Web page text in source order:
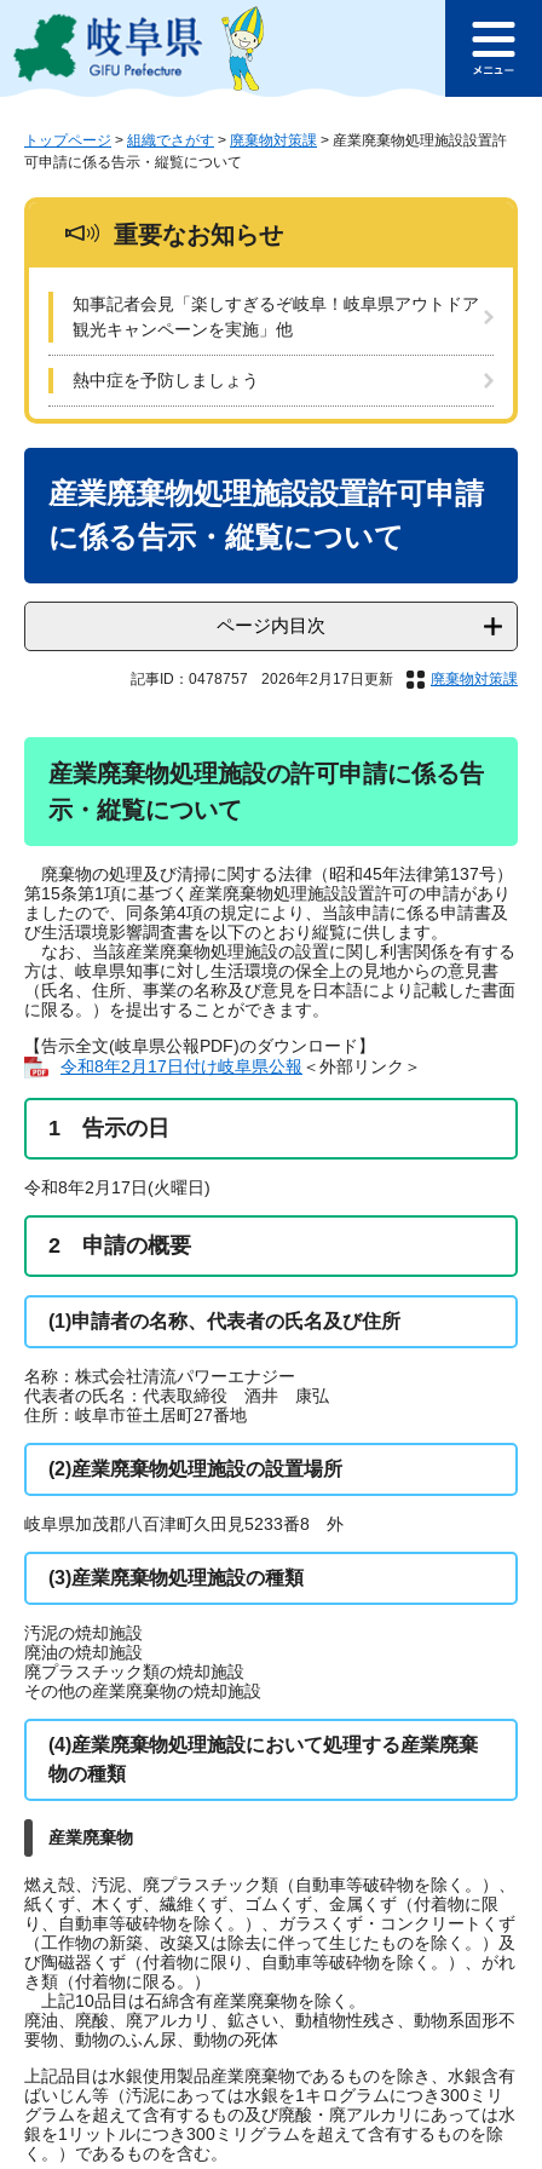
ジ
ュ
このページの本文へ
ュ
トップページ > 組織でさがす > 廃棄物対策課 > 産業廃棄物処理施設設置許
可申請に係る告示・縦覧について
重要なお知らせ
知事記者会見「楽しすぎるぞ岐阜！岐阜県アウトドア
観光キャンペーンを実施」他
熱中症を予防しましょう
産業廃棄物処理施設設置許可申請
に係る告示・縦覧について
ページ内目次
記事ID：0478757 2026年2月17日更新 廃棄物対策課
産業廃棄物処理施設の許可申請に係る告
示・縦覧について
廃棄物の処理及び清掃に関する法律（昭和45年法律第137号）
第15条第1項に基づく産業廃棄物処理施設設置許可の申請があり
ましたので、同条第4項の規定により、当該申請に係る申請書及
び生活環境影響調査書を以下のとおり縦覧に供します。
なお、当該産業廃棄物処理施設の設置に関し利害関係を有する
方は、岐阜県知事に対し生活環境の保全上の見地からの意見書
（氏名、住所、事業の名称及び意見を日本語により記載した書面
に限る。）を提出することができます。
【告示全文(岐阜県公報PDF)のダウンロード】
令和8年2月17日付け岐阜県公報 ＜外部リンク＞
1 告示の日
令和8年2月17日(火曜日)
2 申請の概要
(1)申請者の名称、代表者の氏名及び住所
名称：株式会社清流パワーエナジー
代表者の氏名：代表取締役 酒井 康弘
住所：岐阜市笹土居町27番地
(2)産業廃棄物処理施設の設置場所
岐阜県加茂郡八百津町久田見5233番8 外
(3)産業廃棄物処理施設の種類
汚泥の焼却施設
廃油の焼却施設
廃プラスチック類の焼却施設
その他の産業廃棄物の焼却施設
(4)産業廃棄物処理施設において処理する産業廃棄
物の種類
産業廃棄物
燃え殻、汚泥、廃プラスチック類（自動車等破砕物を除く。）、
紙くず、木くず、繊維くず、ゴムくず、金属くず（付着物に限
り、自動車等破砕物を除く。）、ガラスくず・コンクリートくず
（工作物の新築、改築又は除去に伴って生じたものを除く。）及
び陶磁器くず（付着物に限り、自動車等破砕物を除く。）、がれ
き類（付着物に限る。）
上記10品目は石綿含有産業廃棄物を除く。
廃油、廃酸、廃アルカリ、鉱さい、動植物性残さ、動物系固形不
要物、動物のふん尿、動物の死体
上記品目は水銀使用製品産業廃棄物であるものを除き、水銀含有
ばいじん等（汚泥にあっては水銀を1キログラムにつき300ミリ
グラムを超えて含有するもの及び廃酸・廃アルカリにあっては水
銀を1リットルにつき300ミリグラムを超えて含有するものを除
く。）であるものを含む。